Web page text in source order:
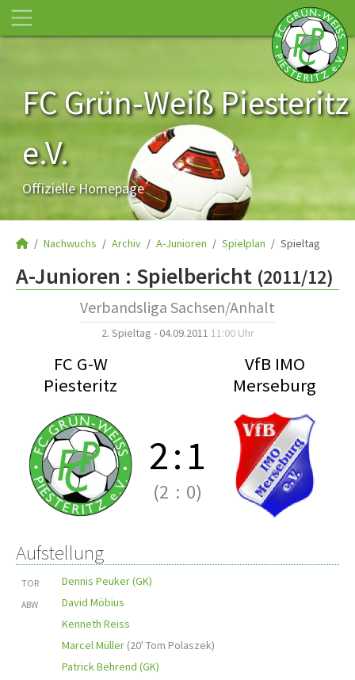
FC Grün-Weiß Piesteritz
e.V.
Offizielle Homepage
Nachwuchs Archiv A-Junioren Spielplan Spieltag
A-Junioren : Spielbericht (2011/12)
Verbandsliga Sachsen/Anhalt
2. Spieltag - 04.09.2011 11:00 Uhr
FC G-W
Piesteritz
VfB IMO
Merseburg
2:1
(2 : 0)
Aufstellung
TOR Dennis Peuker (GK)
ABW
David Möbius
Kenneth Reiss
Marcel Müller (20' Tom Polaszek)
Patrick Behrend (GK)